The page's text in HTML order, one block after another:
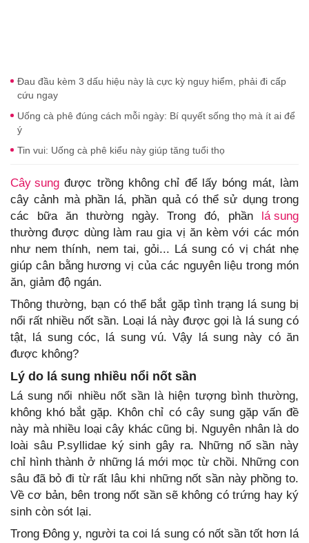
Đau đầu kèm 3 dấu hiệu này là cực kỳ nguy hiểm, phải đi cấp
cứu ngay
Uống cà phê đúng cách mỗi ngày: Bí quyết sống thọ mà ít ai để
ý
Tin vui: Uống cà phê kiểu này giúp tăng tuổi thọ
Cây sung được trồng không chỉ để lấy bóng mát, làm
cây cảnh mà phần lá, phần quả có thể sử dụng trong
các bữa ăn thường ngày. Trong đó, phần lá sung
thường được dùng làm rau gia vị ăn kèm với các món
như nem thính, nem tai, gỏi... Lá sung có vị chát nhẹ
giúp cân bằng hương vị của các nguyên liệu trong món
ăn, giảm độ ngán.
Thông thường, bạn có thể bắt gặp tình trạng lá sung bị
nổi rất nhiều nốt sần. Loại lá này được gọi là lá sung có
tật, lá sung cóc, lá sung vú. Vậy lá sung này có ăn
được không?
Lý do lá sung nhiều nổi nốt sần
Lá sung nổi nhiều nốt sần là hiện tượng bình thường,
không khó bắt gặp. Khôn chỉ có cây sung gặp vấn đề
này mà nhiều loại cây khác cũng bị. Nguyên nhân là do
loài sâu P.syllidae ký sinh gây ra. Những nố sần này
chỉ hình thành ở những lá mới mọc từ chồi. Những con
sâu đã bỏ đi từ rất lâu khi những nốt sần này phồng to.
Về cơ bản, bên trong nốt sần sẽ không có trứng hay ký
sinh còn sót lại.
Trong Đông y, người ta coi lá sung có nốt sần tốt hơn lá